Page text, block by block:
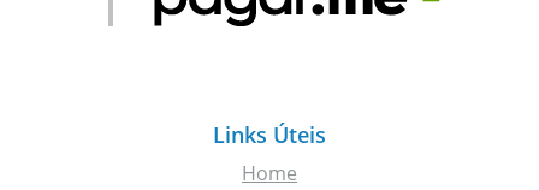
Links Úteis
Home